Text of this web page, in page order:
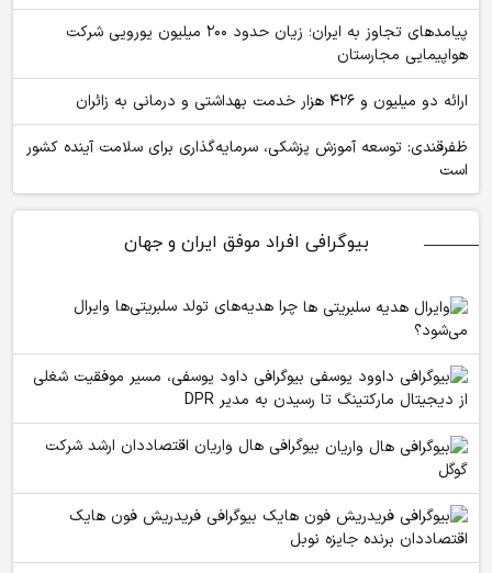
پیامدهای تجاوز به ایران؛ زیان حدود ۲۰۰ میلیون یورویی شرکت
هواپیمایی مجارستان
ارائه دو میلیون و ۴۲۶ هزار خدمت بهداشتی و درمانی به زائران
ظفرقندی: توسعه آموزش پزشکی، سرمایه‌گذاری برای سلامت آینده کشور
است
بیوگرافی افراد موفق ایران و جهان
چرا هدیه‌های تولد سلبریتی‌ها وایرال
می‌شود؟
بیوگرافی داود یوسفی، مسیر موفقیت شغلی
از دیجیتال مارکتینگ تا رسیدن به مدیر DPR
بیوگرافی هال واریان اقتصاددان ارشد شرکت
گوگل
بیوگرافی فریدریش فون هایک
اقتصاددان برنده جایزه نوبل